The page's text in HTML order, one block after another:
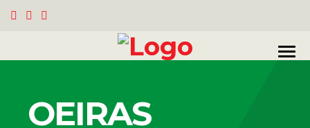
OEIRAS